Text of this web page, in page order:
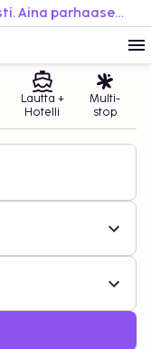
Varaa helposti. Matkusta joustavasti. Aina parhaaseen hintaan.
Lautta +
Hotelli
Multi-
stop